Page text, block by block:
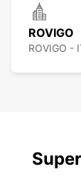
ROVIGO
ROVIGO -